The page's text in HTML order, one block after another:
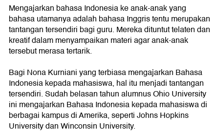
Mengajarkan bahasa Indonesia ke anak-anak yang
bahasa utamanya adalah bahasa Inggris tentu merupakan
tantangan tersendiri bagi guru. Mereka dituntut telaten dan
kreatif dalam menyampaikan materi agar anak-anak
tersebut merasa tertarik.
Bagi Nona Kurniani yang terbiasa mengajarkan Bahasa
Indonesia kepada mahasiswa, hal itu menjadi tantangan
tersendiri. Sudah belasan tahun alumnus Ohio University
ini mengajarkan Bahasa Indonesia kepada mahasiswa di
berbagai kampus di Amerika, seperti Johns Hopkins
University dan Winconsin University.